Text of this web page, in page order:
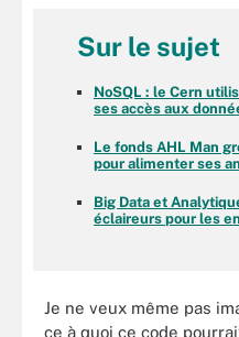
Sur le sujet
NoSQL : le Cern
ses accès aux
Le fonds AHL Man
pour alimenter ses
Big Data et
éclaireurs pour les
Je ne veux même pas
ce à quoi ce code